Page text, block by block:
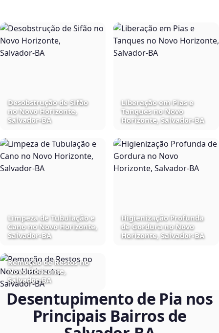
Desobstrução de Sifão
no Novo Horizonte,
Salvador‑BA
Liberação em Pias e
Tanques no Novo
Horizonte, Salvador‑BA
Limpeza de Tubulação e
Cano no Novo Horizonte,
Salvador‑BA
Higienização Profunda
de Gordura no Novo
Horizonte, Salvador‑BA
Remoção de Restos no
Novo Horizonte,
Salvador‑BA
Desentupimento de Pia nos
Principais Bairros de